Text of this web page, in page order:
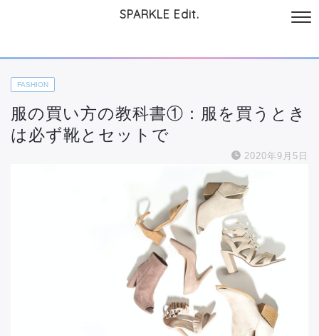
SPARKLE Edit.
FASHION
服の買い方の教科書①：服を買うとき
は必ず靴とセットで
2020年9月5日